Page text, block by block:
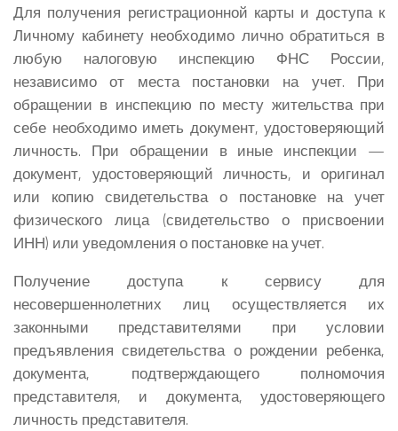
Для получения регистрационной карты и доступа к
Личному кабинету необходимо лично обратиться в
любую налоговую инспекцию ФНС России,
независимо от места постановки на учет. При
обращении в инспекцию по месту жительства при
себе необходимо иметь документ, удостоверяющий
личность. При обращении в иные инспекции —
документ, удостоверяющий личность, и оригинал
или копию свидетельства о постановке на учет
физического лица (свидетельство о присвоении
ИНН) или уведомления о постановке на учет.
Получение доступа к сервису для
несовершеннолетних лиц осуществляется их
законными представителями при условии
предъявления свидетельства о рождении ребенка,
документа, подтверждающего полномочия
представителя, и документа, удостоверяющего
личность представителя.